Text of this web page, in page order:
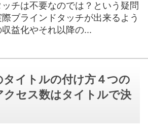
チは不要なのでは？という疑問
ブラインドタッチが出来るよう
益化やそれ以降の...
タイトルの付け方４つの
クセス数はタイトルで決